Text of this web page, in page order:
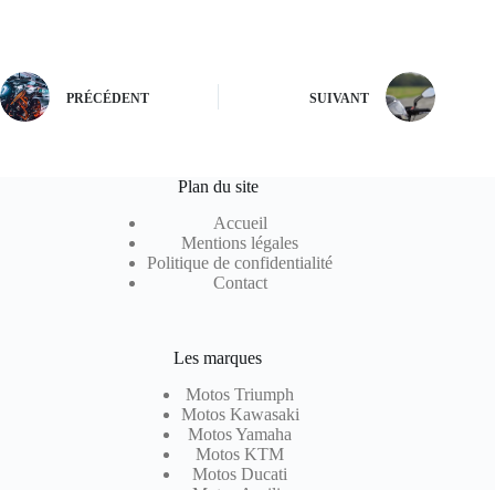
PRÉCÉDENT SUIVANT
Plan du site
Accueil
Mentions légales
Politique de confidentialité
Contact
Les marques
Motos Triumph
Motos Kawasaki
Motos Yamaha
Motos KTM
Motos Ducati